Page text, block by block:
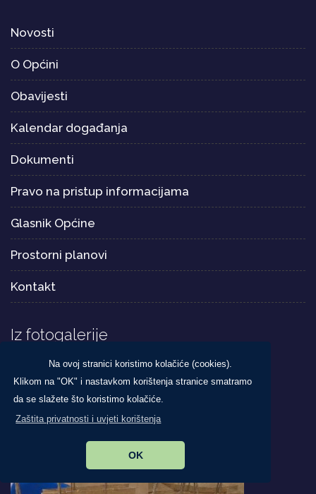
Na ovoj stranici koristimo kolačiće (cookies).
Klikom na "OK" i nastavkom korištenja stranice smatramo
da se slažete što koristimo kolačiće.
Zaštita privatnosti i uvjeti korištenja
OK
Novosti
O Općini
Obavijesti
Kalendar događanja
Dokumenti
Pravo na pristup informacijama
Glasnik Općine
Prostorni planovi
Kontakt
Iz fotogalerije